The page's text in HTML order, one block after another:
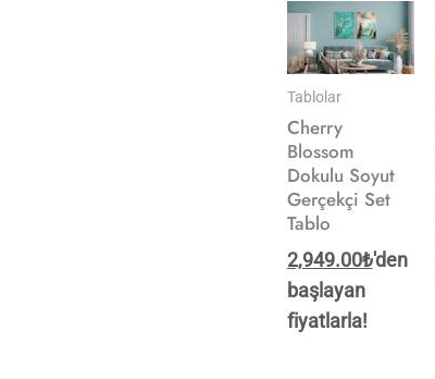
Tablolar
Cherry
Blossom
Dokulu Soyut
Gerçekçi Set
Tablo
2,949.00₺'den
başlayan
fiyatlarla!